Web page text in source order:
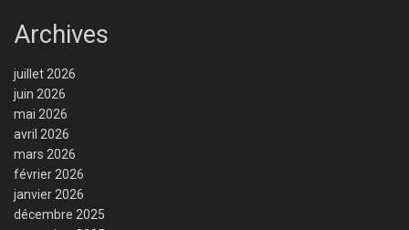
Archives
juillet 2026
juin 2026
mai 2026
avril 2026
mars 2026
février 2026
janvier 2026
décembre 2025